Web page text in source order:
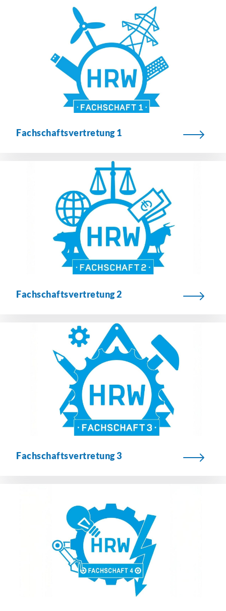
Fachschaftsvertretung1
Fachschaftsvertretung2
Fachschaftsvertretung3